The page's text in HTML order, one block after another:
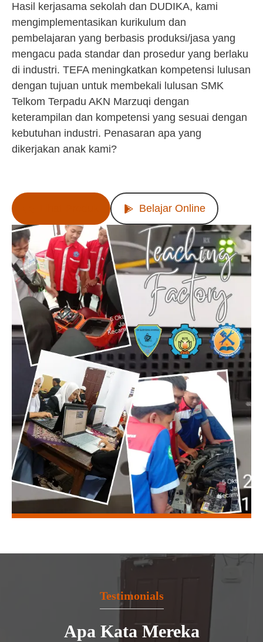
Hasil kerjasama sekolah dan DUDIKA, kami
mengimplementasikan kurikulum dan
pembelajaran yang berbasis produksi/jasa yang
mengacu pada standar dan prosedur yang berlaku
di industri. TEFA meningkatkan kompetensi lulusan
dengan tujuan untuk membekali lulusan SMK
Telkom Terpadu AKN Marzuqi dengan
keterampilan dan kompetensi yang sesuai dengan
kebutuhan industri. Penasaran apa yang
dikerjakan anak kami?
Belajar Online
Testimonials
Apa Kata Mereka